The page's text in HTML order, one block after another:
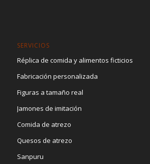
SERVICIOS
Réplica de comida y alimentos ficticios
Fabricación personalizada
Figuras a tamaño real
Jamones de imitación
Comida de atrezo
Quesos de atrezo
Sanpuru